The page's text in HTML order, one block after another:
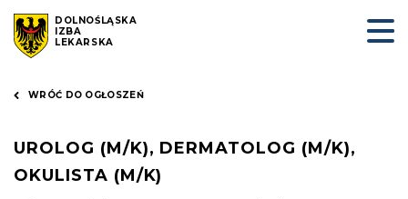
DOLNOŚLĄSKA
IZBA
LEKARSKA
WRÓĆ DO OGŁOSZEŃ
UROLOG (M/K), DERMATOLOG (M/K),
OKULISTA (M/K)